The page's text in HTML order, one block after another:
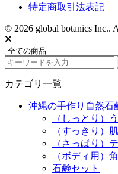
特定商取引法表記
© 2026 global botanics Inc..
カテゴリ一覧
沖縄の手作り自然石
（しっとり）
（すっきり）
（さっぱり）
（ボディ用）
石鹸セット